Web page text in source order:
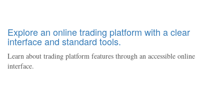
Explore an online trading platform with a clear
interface and standard tools.
Learn about trading platform features through an accessible online
interface.